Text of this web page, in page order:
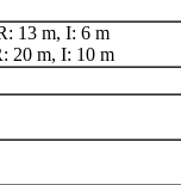
13 m, I: 6 m
20 m, I: 10 m